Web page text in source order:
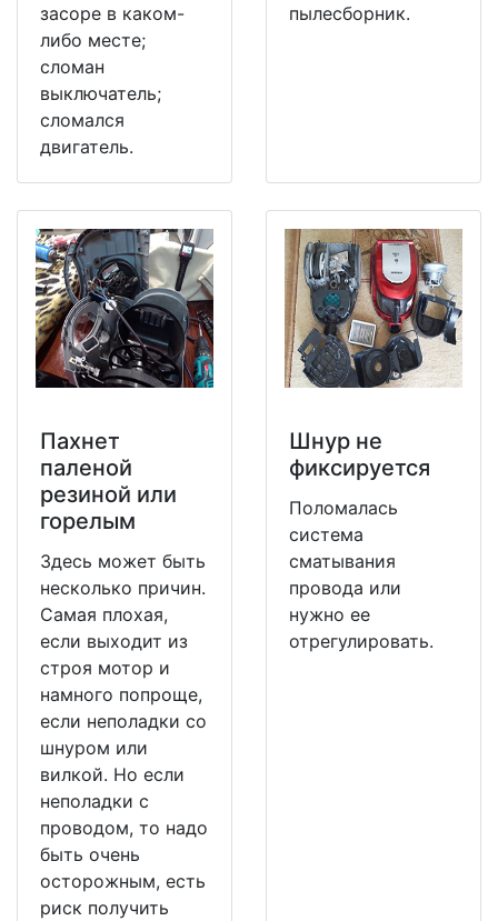
засоре в каком-
либо месте;
сломан
выключатель;
сломался
двигатель.
пылесборник.
Пахнет
паленой
резиной или
горелым
Здесь может быть
несколько причин.
Самая плохая,
если выходит из
строя мотор и
намного попроще,
если неполадки со
шнуром или
вилкой. Но если
неполадки с
проводом, то надо
быть очень
осторожным, есть
риск получить
Шнур не
фиксируется
Поломалась
система
сматывания
провода или
нужно ее
отрегулировать.